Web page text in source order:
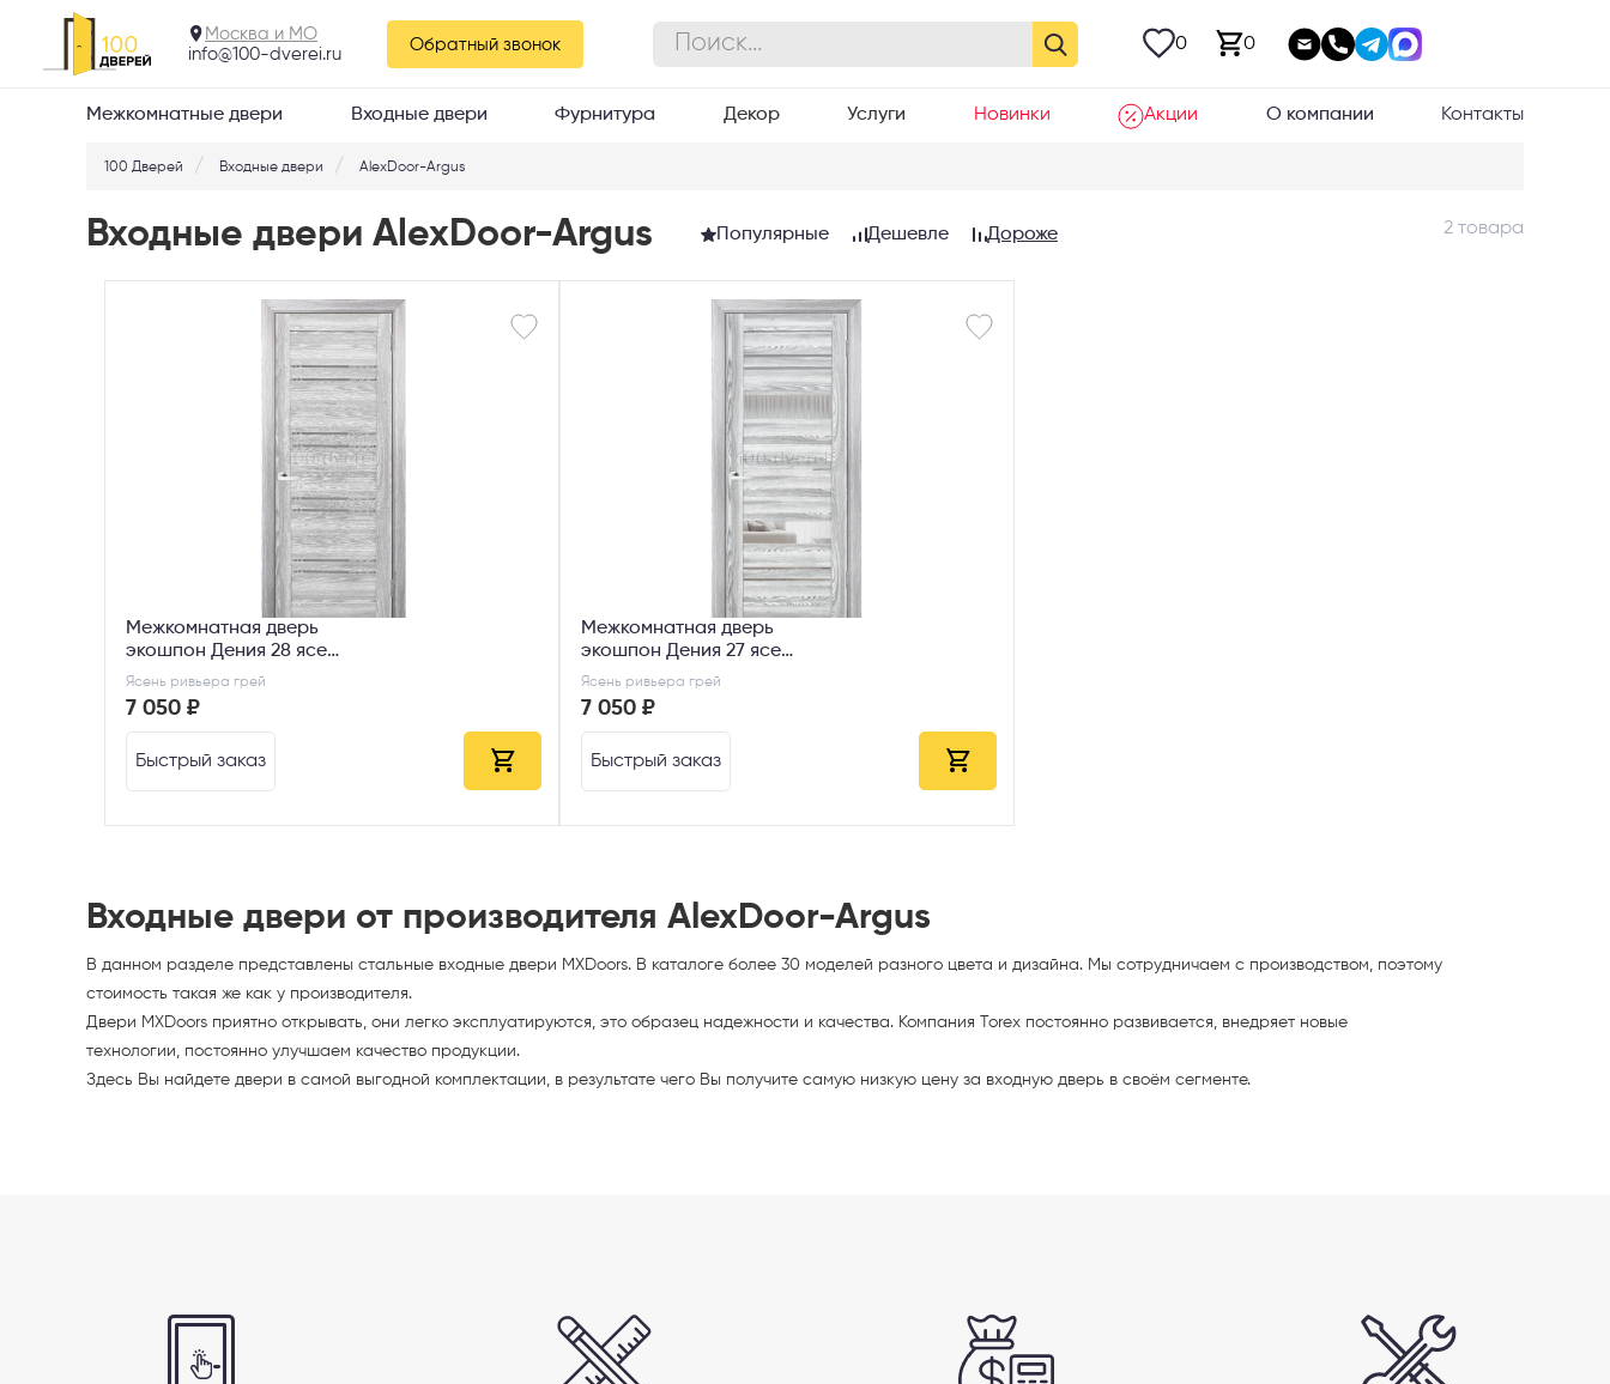
Москва и МО
info@100-dverei.ru
Обратный звонок 0 0
Межкомнатные двери Входные двери Фурнитура Декор Услуги Новинки Акции О компании Контакты
100 Дверей Входные двери AlexDoor-Argus
Входные двери AlexDoor-Argus Популярные Дешевле Дороже 2 товара
Межкомнатная дверь
экошпон Дения 28 ясень
ривьера грей ДО
Ясень ривьера грей
7 050 ₽
Быстрый заказ
Межкомнатная дверь
экошпон Дения 27 ясень
ривьера грей ДО
Ясень ривьера грей
7 050 ₽
Быстрый заказ
Входные двери от производителя AlexDoor-Argus
В данном разделе представлены стальные входные двери MXDoors. В каталоге более 30 моделей разного цвета и дизайна. Мы сотрудничаем с производством, поэтому
стоимость такая же как у производителя.
Двери MXDoors приятно открывать, они легко эксплуатируются, это образец надежности и качества. Компания Torex постоянно развивается, внедряет новые
технологии, постоянно улучшаем качество продукции.
Здесь Вы найдете двери в самой выгодной комплектации, в результате чего Вы получите самую низкую цену за входную дверь в своём сегменте.